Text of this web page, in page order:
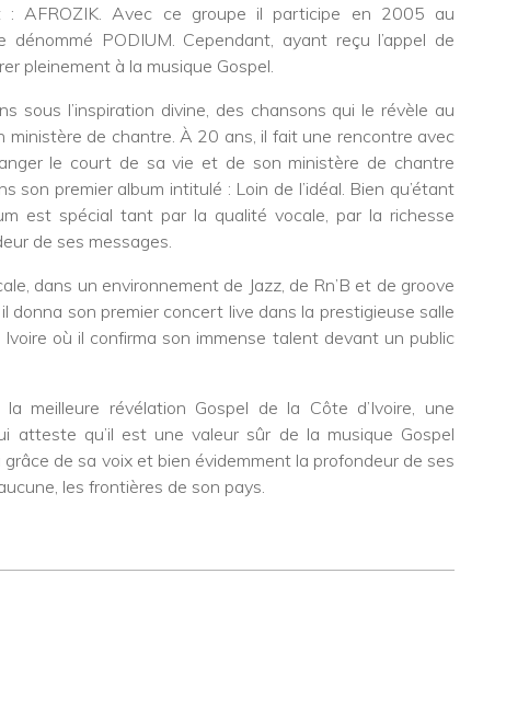
: AFROZIK. Avec ce groupe il participe en 2005 au
dénommé PODIUM. Cependant, ayant reçu l’appel de
pleinement à la musique Gospel.
sous l’inspiration divine, des chansons qui le révèle au
ministère de chantre. À 20 ans, il fait une rencontre avec
le court de sa vie et de son ministère de chantre
son premier album intitulé : Loin de l’idéal. Bien qu’étant
est spécial tant par la qualité vocale, par la richesse
de ses messages.
dans un environnement de Jazz, de Rn’B et de groove
donna son premier concert live dans la prestigieuse salle
où il confirma son immense talent devant un public
meilleure révélation Gospel de la Côte d’Ivoire, une
atteste qu’il est une valeur sûr de la musique Gospel
grâce de sa voix et bien évidemment la profondeur de ses
les frontières de son pays.